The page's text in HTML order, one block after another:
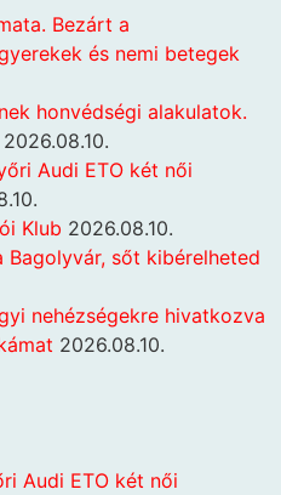
Bezárt a
és nemi betegek
honvédségi alakulatok.
2026.08.10.
Audi ETO két női
Klub 2026.08.10.
Bagolyvár, sőt kibérelheted
nehézségekre hivatkozva
2026.08.10.
Audi ETO két női